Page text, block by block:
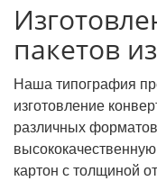
пакетов
Наша типография
изготовление
различных
картон с толщиной